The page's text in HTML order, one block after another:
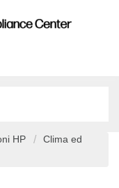
HP
Clima ed